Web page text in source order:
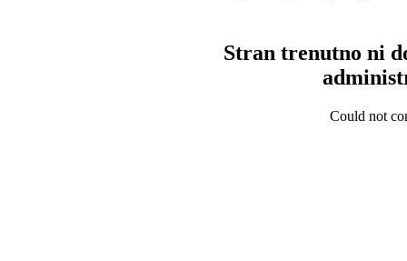
Stran trenutno ni
Could not